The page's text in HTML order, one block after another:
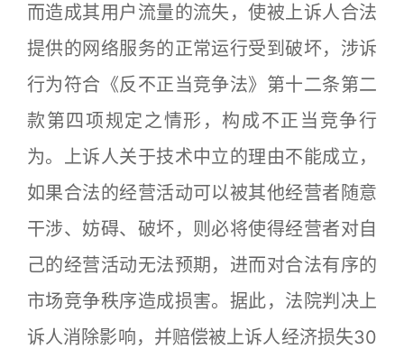
而造成其用户流量的流失，使被上诉人合法
提供的网络服务的正常运行受到破坏，涉诉
行为符合《反不正当竞争法》第十二条第二
款第四项规定之情形，构成不正当竞争行
为。上诉人关于技术中立的理由不能成立，
如果合法的经营活动可以被其他经营者随意
干涉、妨碍、破坏，则必将使得经营者对自
己的经营活动无法预期，进而对合法有序的
市场竞争秩序造成损害。据此，法院判决上
诉人消除影响，并赔偿被上诉人经济损失30